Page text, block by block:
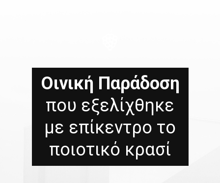
Οινική Παράδοση
που εξελίχθηκε
με επίκεντρο το
ποιοτικό κρασί